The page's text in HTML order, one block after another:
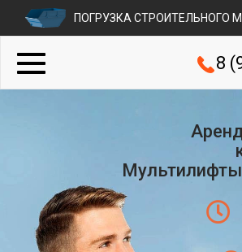
ПОГРУЗКА СТРОИТЕЛЬНОГО
8